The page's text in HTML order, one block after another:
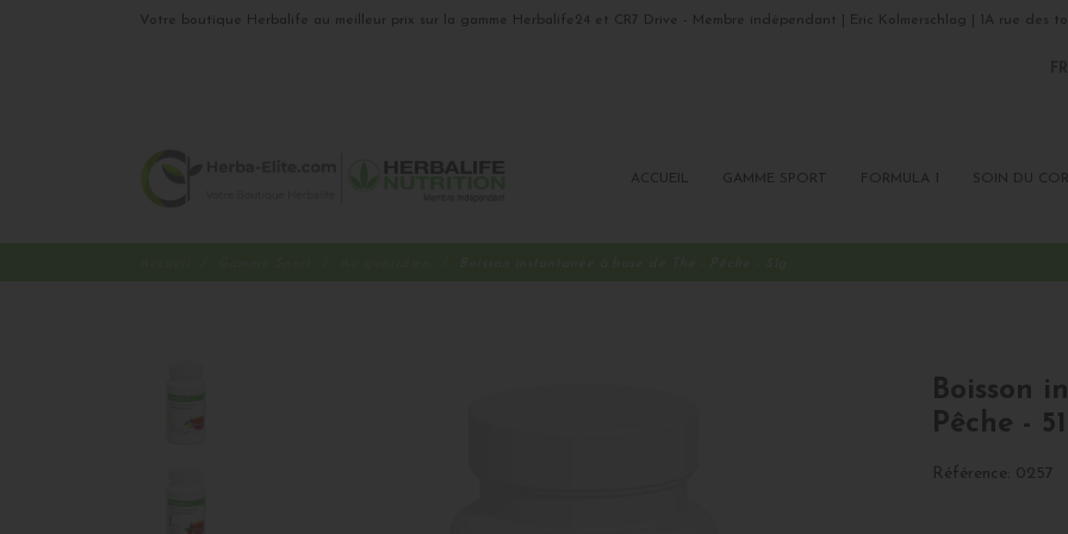
Votre boutique Herbalife au meilleur prix sur la gamme Herbalife24 et CR7 Drive - Membre indépendant | Eric Kolmerschlag | 1A rue des
ACCUEIL GAMME SPORT FORMULA 1 SOIN DU
Boisson
Pêche -
Référence: 0257